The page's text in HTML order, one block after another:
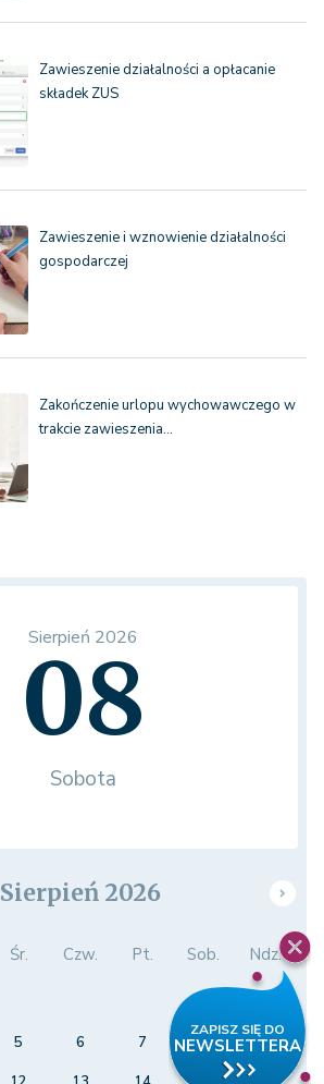
Zawieszenie działalności a opłacanie
składek ZUS
Zawieszenie i wznowienie działalności
gospodarczej
Zakończenie urlopu wychowawczego w
trakcie zawieszenia…
Sierpień 2026
08
Sobota
Sierpień 2026
Śr. Czw. Pt. Sob. Ndz.
5 6 7 8
9